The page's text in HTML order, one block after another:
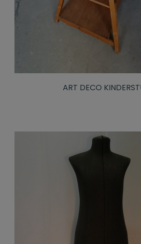
ART DECO